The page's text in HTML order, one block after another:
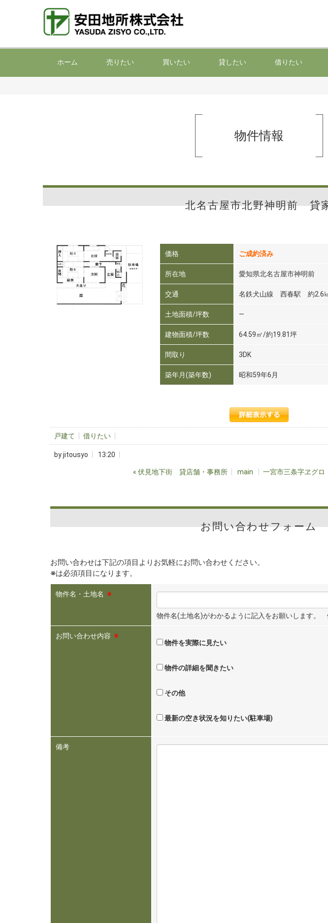
ホーム 売りたい 買いたい 貸したい 借りたい
物件情報
北名古屋市北野神明前 貸
価格 ご成約済み
所在地 愛知県北名古屋市神明前
交通 名鉄犬山線 西春駅 約2.6
土地面積/坪数 ―
建物面積/坪数 64.59㎡/約19.81坪
間取り 3DK
築年月(築年数) 昭和59年6月
戸建て 借りたい
byjitousyo 13:20
« 伏見地下街 貸店舗・事務所 main 一宮市三条字ヱグ
お問い合わせフォーム
お問い合わせは下記の項目よりお気軽にお問い合わせください。
※は必須項目になります。
物件名・土地名 ※
物件名(土地名)がわかるように記入をお願いします。
お問い合わせ内容 ※
物件を実際に見たい
物件の詳細を聞きたい
その他
最新の空き状況を知りたい(駐車場)
備考